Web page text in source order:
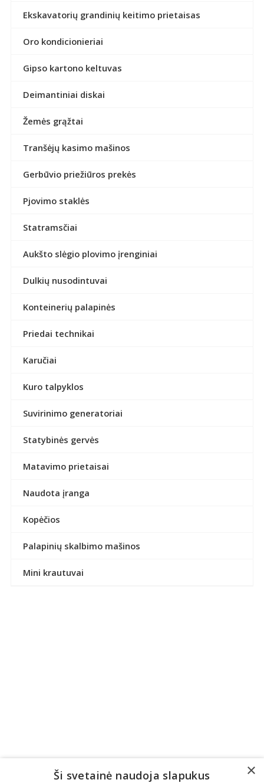
Ekskavatorių grandinių keitimo prietaisas
Oro kondicionieriai
Gipso kartono keltuvas
Deimantiniai diskai
Žemės grąžtai
Tranšėjų kasimo mašinos
Gerbūvio priežiūros prekės
Pjovimo staklės
Statramsčiai
Aukšto slėgio plovimo įrenginiai
Dulkių nusodintuvai
Konteinerių palapinės
Priedai technikai
Karučiai
Kuro talpyklos
Suvirinimo generatoriai
Statybinės gervės
Matavimo prietaisai
Naudota įranga
Kopėčios
Palapinių skalbimo mašinos
Mini krautuvai
×
Ši svetainė naudoja slapukus